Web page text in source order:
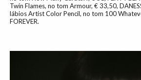
Twin Flames, no tom Armour, € 33,50,
lábios Artist Color Pencil, no tom 100
FOREVER.